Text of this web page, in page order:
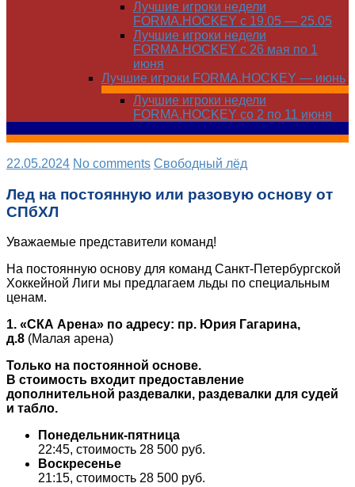
Лучшие игроки недели
FORMA.HOCKEY с 19.05 — 25.05
Лучшие игроки недели
FORMA.HOCKEY с 26 мая по 1
июня
Лучшие игроки FORMA.HOCKEY — июнь
Лучшие игроки недели
FORMA.HOCKEY со 2 по 11 июня
22.05.2024 No comments Свободный лёд
Лед на постоянную или разовую основу от
СПбХЛ
Уважаемые представители команд!
На постоянную основу для команд Санкт-Петербургской
Хоккейной Лиги мы предлагаем льды по специальным
ценам.
1. «СКА Арена» по адресу: пр. Юрия Гагарина,
д.8 (Малая арена)
Только на постоянной основе.
В стоимость входит предоставление
дополнительной раздевалки, раздевалки для судей
и табло.
Понедельник-пятница
22:45, стоимость 28 500 руб.
Воскресенье
21:15, стоимость 28 500 руб.